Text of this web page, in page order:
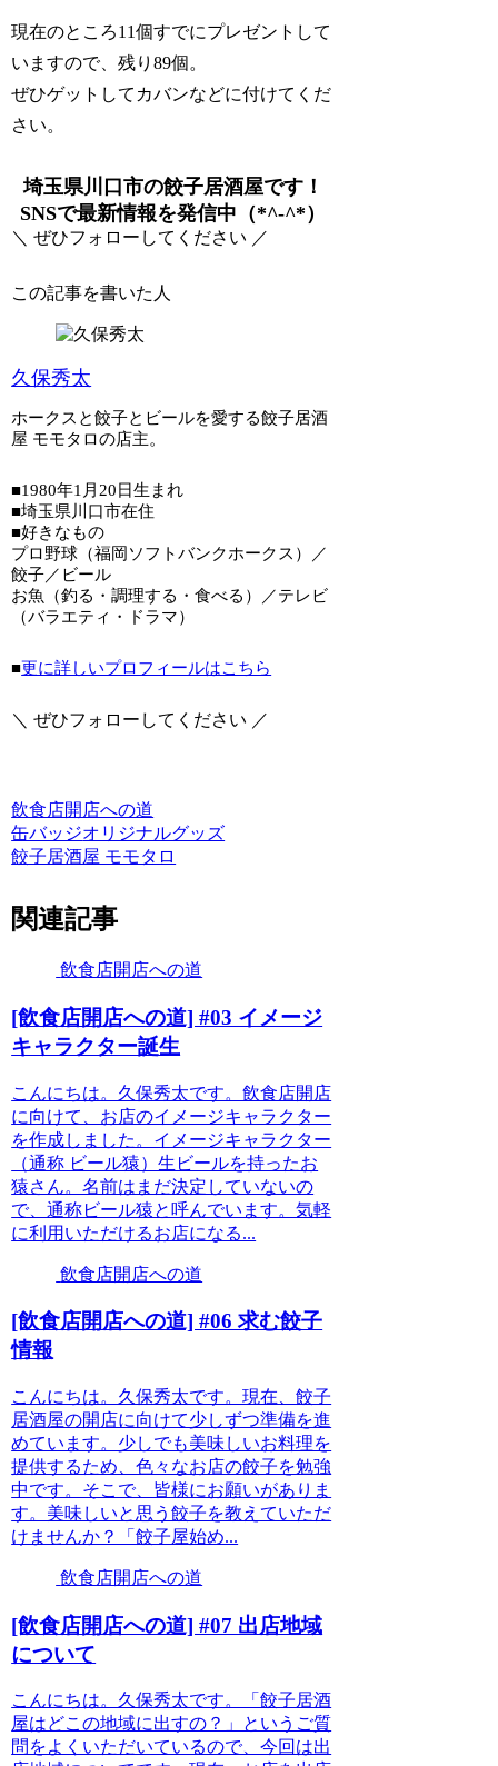
現在のところ11個すでにプレゼントして
いますので、残り89個。
ぜひゲットしてカバンなどに付けてくだ
さい。
埼玉県川口市の餃子居酒屋です！
SNSで最新情報を発信中（*^-^*）
＼ ぜひフォローしてください ／
この記事を書いた人
久保秀太
ホークスと餃子とビールを愛する餃子居酒
屋 モモタロの店主。
■1980年1月20日生まれ
■埼玉県川口市在住
■好きなもの
プロ野球（福岡ソフトバンクホークス）／
餃子／ビール
お魚（釣る・調理する・食べる）／テレビ
（バラエティ・ドラマ）
■更に詳しいプロフィールはこちら
＼ ぜひフォローしてください ／
飲食店開店への道
缶バッジオリジナルグッズ
餃子居酒屋 モモタロ
関連記事
飲食店開店への道
[飲食店開店への道] #03 イメージ
キャラクター誕生
こんにちは。久保秀太です。飲食店開店
に向けて、お店のイメージキャラクター
を作成しました。イメージキャラクター
（通称 ビール猿）生ビールを持ったお
猿さん。名前はまだ決定していないの
で、通称ビール猿と呼んでいます。気軽
に利用いただけるお店になる...
飲食店開店への道
[飲食店開店への道] #06 求む餃子
情報
こんにちは。久保秀太です。現在、餃子
居酒屋の開店に向けて少しずつ準備を進
めています。少しでも美味しいお料理を
提供するため、色々なお店の餃子を勉強
中です。そこで、皆様にお願いがありま
す。美味しいと思う餃子を教えていただ
けませんか？「餃子屋始め...
飲食店開店への道
[飲食店開店への道] #07 出店地域
について
こんにちは。久保秀太です。「餃子居酒
屋はどこの地域に出すの？」というご質
問をよくいただいているので、今回は出